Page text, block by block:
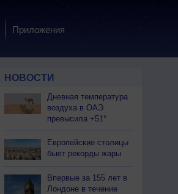
Приложения
НОВОСТИ
Дневная температура
воздуха в ОАЭ
превысила +51°
Европейские столицы
бьют рекорды жары
Впервые за 155 лет в
Лондоне в течение